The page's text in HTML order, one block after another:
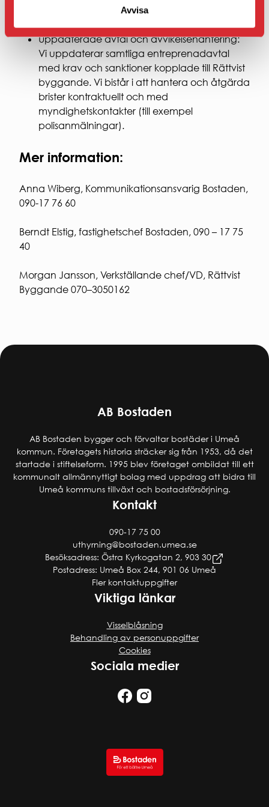
Avvisa
grindar) o Utstationering
Uppdaterade avtal och avvikelsehantering:
Vi uppdaterar samtliga entreprenadavtal
med krav och sanktioner kopplade till Rättvist
byggande. Vi bistår i att hantera och åtgärda
brister kontraktuellt och med
myndighetskontakter (till exempel
polisanmälningar).
Mer information:
Anna Wiberg, Kommunikationsansvarig Bostaden,
090-17 76 60
Berndt Elstig, fastighetschef Bostaden, 090 – 17 75
40
Morgan Jansson, Verkställande chef/VD, Rättvist
Byggande 070–3050162
AB Bostaden
AB Bostaden bygger och förvaltar bostäder i Umeå
kommun. Företagets historia sträcker sig från 1953, då det
startade i stiftelseform. 1995 blev företaget ombildat till ett
kommunalt allmännyttigt bolag med uppdrag att bidra till
Umeå kommuns tillväxt och bostadsförsörjning.
Kontakt
090-17 75 00
uthyrning@bostaden.umea.se
Besöksadress: Östra Kyrkogatan 2, 903 30
Postadress: Umeå Box 244, 901 06 Umeå
Fler kontaktuppgifter
Viktiga länkar
Visselblåsning
Behandling av personuppgifter
Cookies
Sociala medier